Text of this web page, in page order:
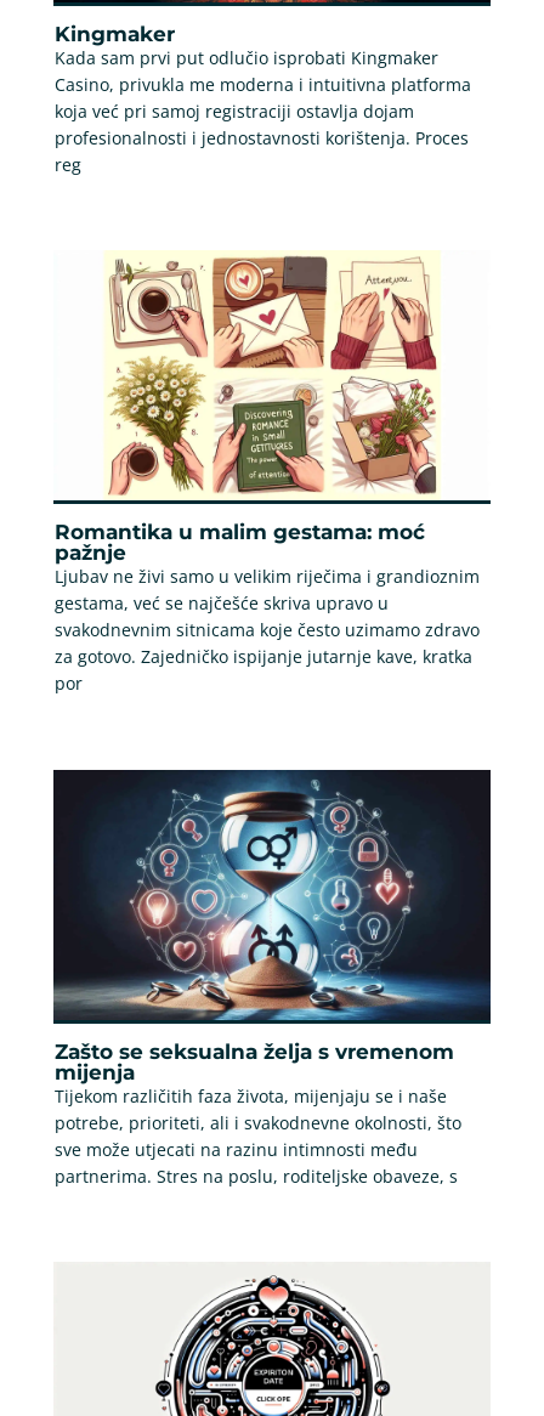
Kingmaker
Kada sam prvi put odlučio isprobati Kingmaker
Casino, privukla me moderna i intuitivna platforma
koja već pri samoj registraciji ostavlja dojam
profesionalnosti i jednostavnosti korištenja. Proces
reg
Romantika u malim gestama: moć
pažnje
Ljubav ne živi samo u velikim riječima i grandioznim
gestama, već se najčešće skriva upravo u
svakodnevnim sitnicama koje često uzimamo zdravo
za gotovo. Zajedničko ispijanje jutarnje kave, kratka
por
Zašto se seksualna želja s vremenom
mijenja
Tijekom različitih faza života, mijenjaju se i naše
potrebe, prioriteti, ali i svakodnevne okolnosti, što
sve može utjecati na razinu intimnosti među
partnerima. Stres na poslu, roditeljske obaveze, s